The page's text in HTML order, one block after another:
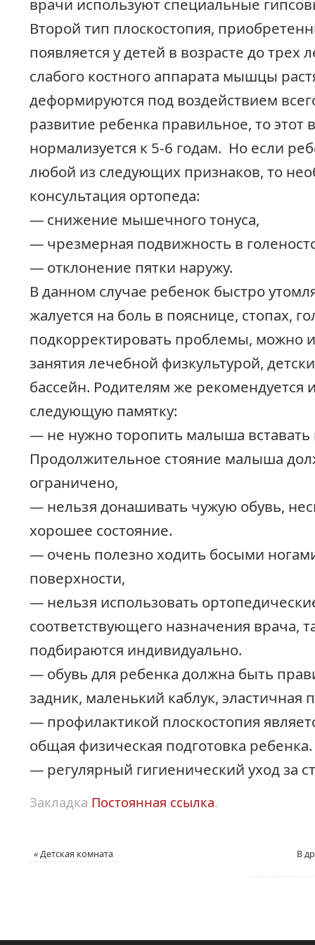
врачи используют специальные
Второй тип плоскостопия,
появляется у детей в возрасте до трех
слабого костного аппарата мышцы
деформируются под воздействием
развитие ребенка правильное, то этот
нормализуется к 5-6 годам. Но если
любой из следующих признаков, то
консультация ортопеда:
— снижение мышечного тонуса,
— чрезмерная подвижность в
— отклонение пятки наружу.
В данном случае ребенок быстро
жалуется на боль в пояснице, стопах,
подкорректировать проблемы, можно
занятия лечебной физкультурой,
бассейн. Родителям же рекомендуется
следующую памятку:
— не нужно торопить малыша вставать
Продолжительное стояние малыша
ограничено,
— нельзя донашивать чужую обувь,
хорошее состояние.
— очень полезно ходить босыми
поверхности,
— нельзя использовать
соответствующего назначения врача,
подбираются индивидуально.
— обувь для ребенка должна быть
задник, маленький каблук, эластичная
— профилактикой плоскостопия
общая физическая подготовка ребенка.
— регулярный гигиенический уход за
Закладка Постоянная ссылка.
«Детская комната В